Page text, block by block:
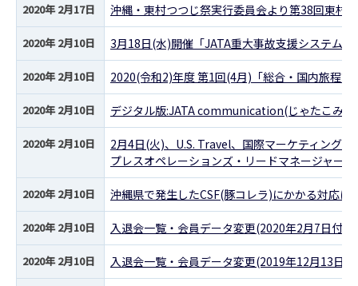
2020年 2月17日 沖縄・東村つつじ祭実行委員会より第38回東村
2020年 2月10日 3月18日(水)開催「JATA重大事故支援システム
2020年 2月10日 2020(令和2)年度 第1回(4月)「総合・国内旅程管
2020年 2月10日 デジタル版:JATA communication(じゃたこみ)
2020年 2月10日
2月4日(火)、U.S. Travel、国際マーケティング
プレスオペレーションズ・リードマネージャー
2020年 2月10日 沖縄県で発生したCSF(豚コレラ)にかかる対応に
2020年 2月10日 入退会一覧・会員データ変更(2020年2月7日付)
2020年 2月10日 入退会一覧・会員データ変更(2019年12月13日